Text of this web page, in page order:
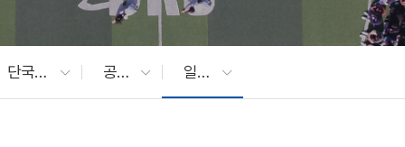
단국대 소식 공지사항 일반공지